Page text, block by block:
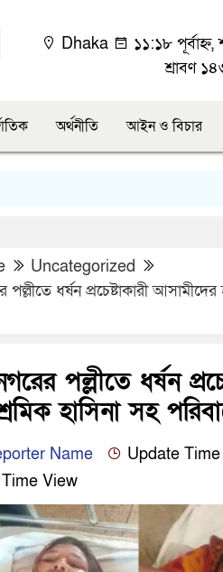
Dhaka
১১:১৮
শ্রাবণ
অর্থনীতি আইন ও বিচার
Uncategorized
পল্লীতে ধর্ষন প্রচেষ্টাকারী
পল্লীতে ধর্ষন
হাসিনা সহ
Name
Update Time
View